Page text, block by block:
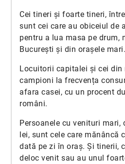
Cei tineri și foarte tineri,
sunt cei care au obiceiul de
pentru a lua masa pe drum,
București și din orașele mari.
Locuitorii capitalei și cei din
campioni la frecvența
afara casei, cu un procent
români.
Persoanele cu venituri mari,
lei, sunt cele care mănâncă
dată pe zi în oraș. Și tinerii,
deloc venit sau au unul